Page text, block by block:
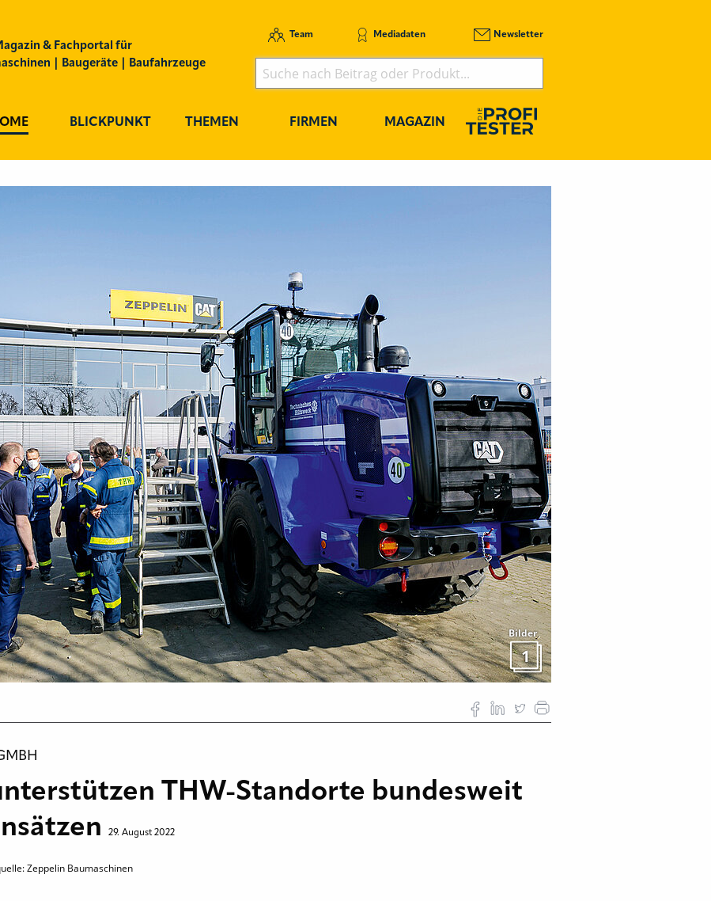
& Fachportal für
| Baugeräte | Baufahrzeuge
Team Mediadaten Newsletter
BLICKPUNKT THEMEN FIRMEN MAGAZIN
Bilder
1
THW-Standorte bundesweit
29. August 2022
Zeppelin Baumaschinen